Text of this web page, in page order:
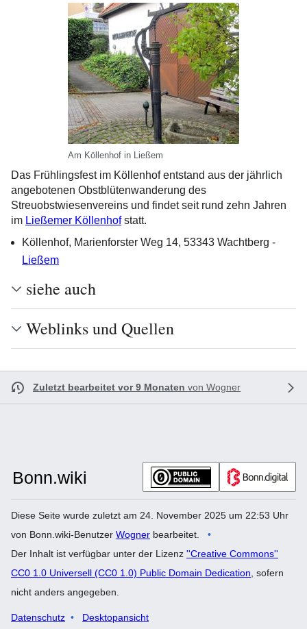
Am Köllenhof in Ließem
Das Frühlingsfest im Köllenhof entstand aus der jährlich
angebotenen Obstblütenwanderung des
Streuobstwiesenvereins und findet seit rund zehn Jahren
im Ließemer Köllenhofstatt.
Köllenhof, Marienforster Weg 14, 53343 Wachtberg -
Ließem
siehe auch
Weblinks und Quellen
Zuletzt bearbeitet vor 9 Monaten von Wogner
Diese Seite wurde zuletzt am 24. November 2025 um 22:53 Uhr
von Bonn.wiki-Benutzer Wogner bearbeitet.
Der Inhalt ist verfügbar unter der Lizenz ''Creative Commons''
CC0 1.0 Universell (CC0 1.0) Public Domain Dedication , sofern
nicht anders angegeben.
Datenschutz Desktopansicht